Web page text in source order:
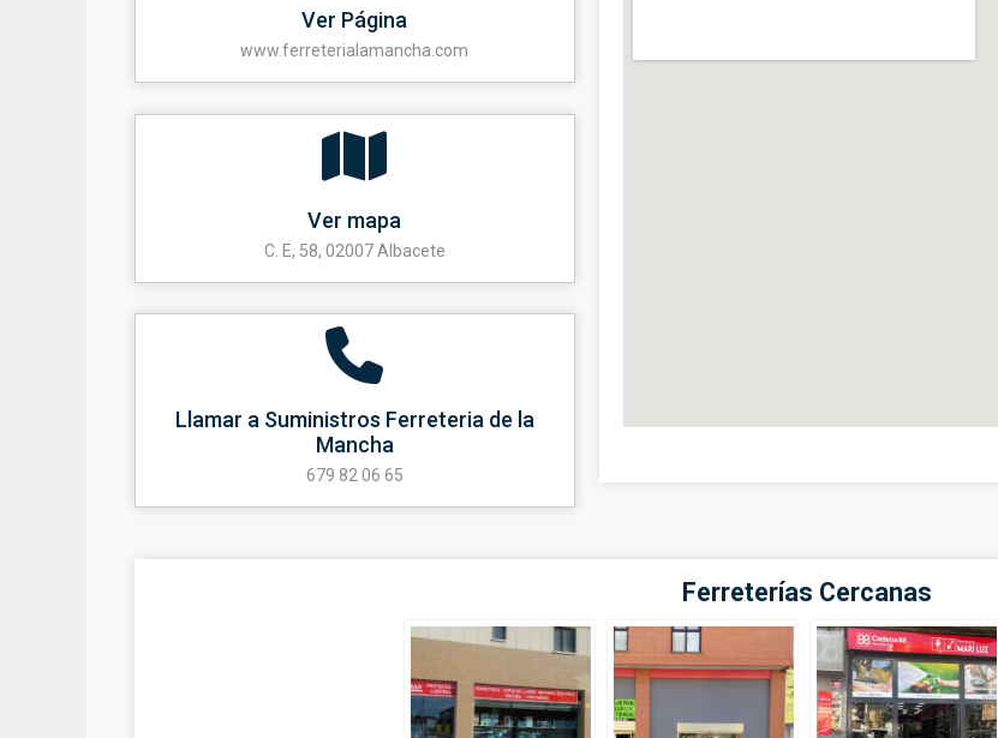
Ver Página
www.ferreterialamancha.com
Ver mapa
C. E, 58, 02007 Albacete
Llamar a Suministros Ferreteria de la
Mancha
679 82 06 65
Ferreterías Cercanas